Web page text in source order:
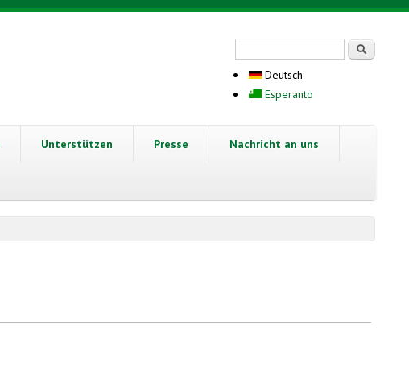
Deutsch
Esperanto
Unterstützen Presse Nachricht an uns